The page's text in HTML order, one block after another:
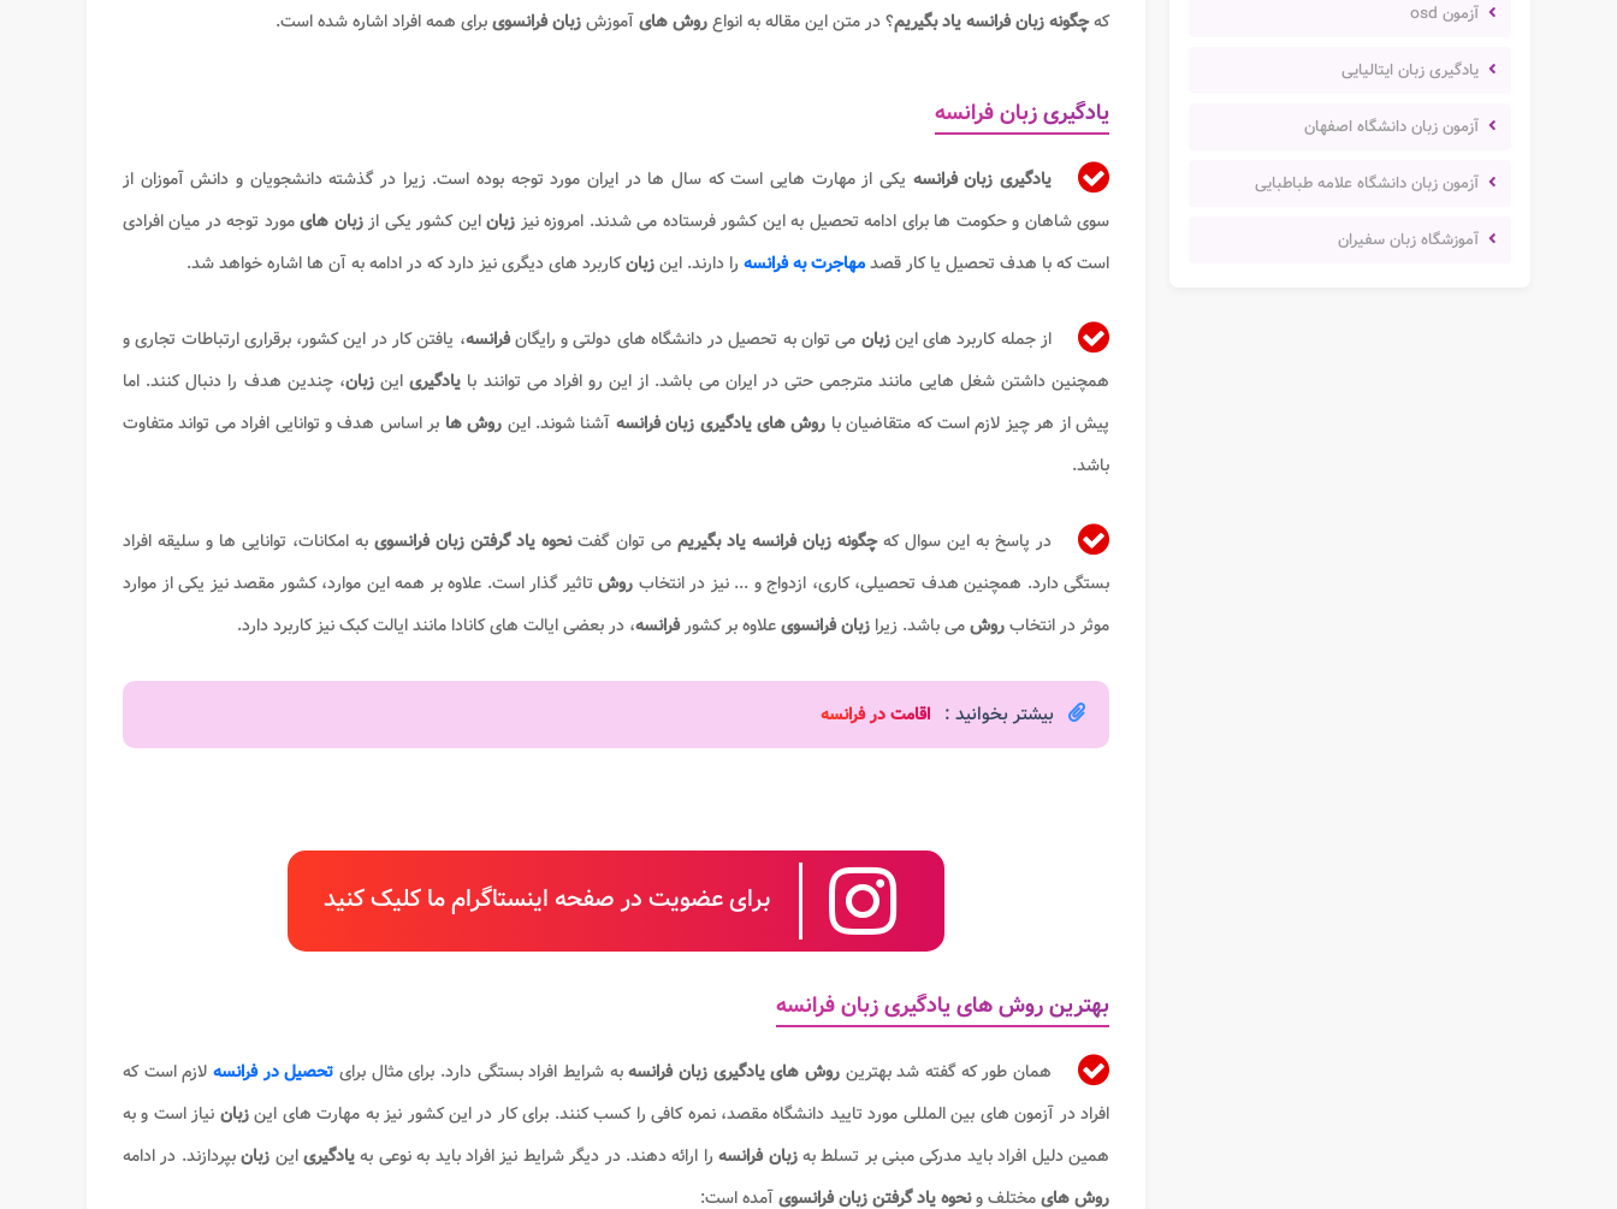
آزمون osd
یادگیری زبان ایتالیایی
آزمون زبان دانشگاه اصفهان
آزمون زبان دانشگاه علامه طباطبایی
آموزشگاه زبان سفیران
کهچگونه زبان فرانسه یاد بگیریم؟ در متن این مقاله به انواعروش هایآموزشزبان فرانسویبرای همه افراد اشاره شده است.
یادگیری زبان فرانسه
یادگیری زبان فرانسه یکی از مهارت هایی است که سال ها در ایران مورد توجه بوده است. زیرا در گذشته دانشجویان و دانش آموزان از
سوی شاهان و حکومت ها برای ادامه تحصیل به این کشور فرستاده می شدند. امروزه نیز زباناین کشور یکی اززبان هایمورد توجه در میان افرادی
است که با هدف تحصیل یا کار قصدمهاجرت به فرانسه را دارند. اینزبانکاربرد های دیگری نیز دارد که در ادامه به آن ها اشاره خواهد شد.
از جمله کاربرد های اینزبان می توان به تحصیل در دانشگاه های دولتی و رایگانفرانسه، یافتن کار در این کشور، برقراری ارتباطات تجاری و
همچنین داشتن شغل هایی مانند مترجمی حتی در ایران می باشد. از این رو افراد می توانند با یادگیری اینزبان، چندین هدف را دنبال کنند. اما
پیش از هر چیز لازم است که متقاضیان با روش های یادگیری زبان فرانسه آشنا شوند. این روش ها بر اساس هدف و توانایی افراد می تواند متفاوت
باشد.
در پاسخ به این سوال کهچگونه زبان فرانسه یاد بگیریم می توان گفتنحوه یاد گرفتن زبان فرانسوی به امکانات، توانایی ها و سلیقه افراد
بستگی دارد. همچنین هدف تحصیلی، کاری، ازدواج و ... نیز در انتخاب روش تاثیر گذار است. علاوه بر همه این موارد، کشور مقصد نیز یکی از موارد
موثر در انتخابروشمی باشد. زیرا زبان فرانسویعلاوه بر کشورفرانسه، در بعضی ایالت های کانادا مانند ایالت کبک نیز کاربرد دارد.
بیشتر بخوانید : اقامت در فرانسه​
برای عضویت در صفحه اینستاگرام ما کلیک کنید
بهترین روش های یادگیری زبان فرانسه
همان طور که گفته شد بهترین روش های یادگیری زبان فرانسهبه شرایط افراد بستگی دارد. برای مثال برای تحصیل در فرانسه لازم است که
افراد در آزمون های بین المللی مورد تایید دانشگاه مقصد، نمره کافی را کسب کنند. برای کار در این کشور نیز به مهارت های اینزبان نیاز است و به
همین دلیل افراد باید مدرکی مبنی بر تسلط بهزبان فرانسهرا ارائه دهند. در دیگر شرایط نیز افراد باید به نوعی بهیادگیریاین زبانبپردازند. در ادامه
روش هایمختلف ونحوه یاد گرفتن زبان فرانسویآمده است: